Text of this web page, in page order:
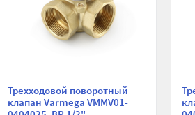
Трехходовой поворотный
клапан Varmega VMMV01-